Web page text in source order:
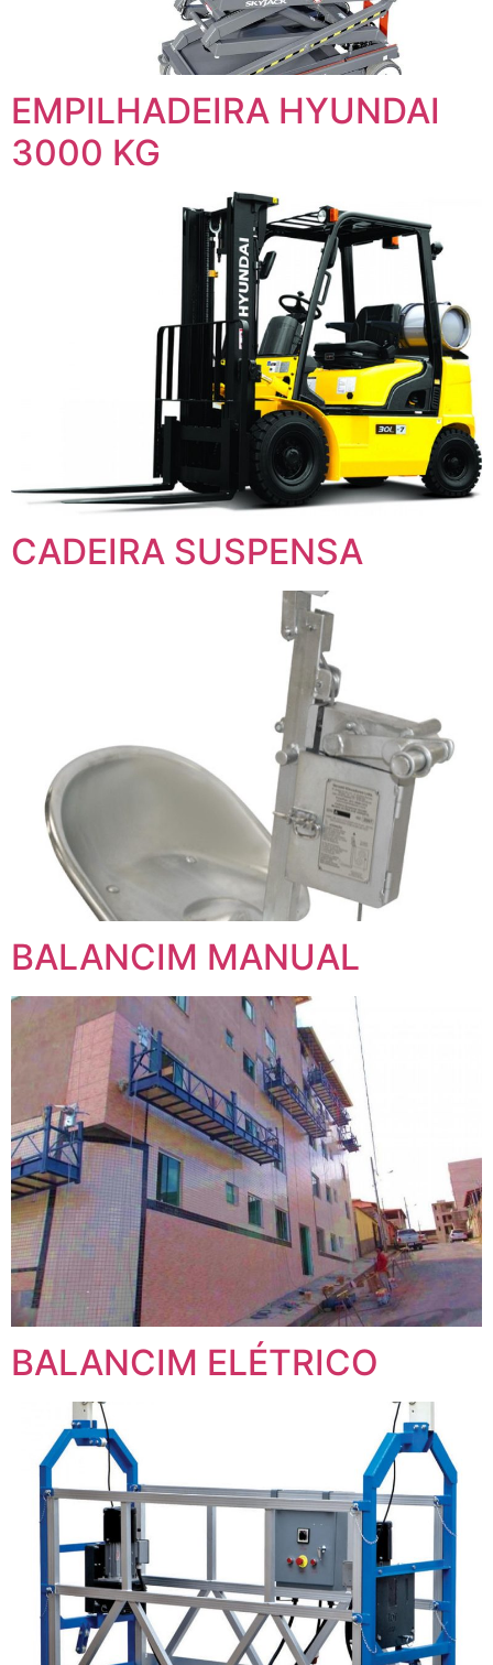
EMPILHADEIRA HYUNDAI
3000 KG
CADEIRA SUSPENSA
BALANCIM MANUAL
BALANCIM ELÉTRICO